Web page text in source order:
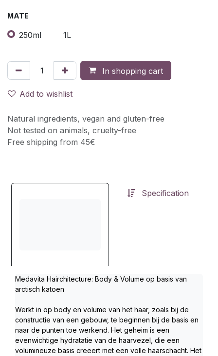
MATE
250ml 1L
In shopping cart
Add to wishlist
Natural ingredients, vegan and gluten-free
Not tested on animals, cruelty-free
Free shipping from 45€
Specification
Medavita Hairchitecture: Body & Volume op basis van
arctisch katoen
Werkt in op body en volume van het haar, zoals bij de
constructie van een gebouw, te beginnen bij de basis en
naar de punten toe werkend. Het geheim is een
evenwichtige hydratatie van de haarvezel, die een
volumineuze basis creëert met een volle haarschacht. Het